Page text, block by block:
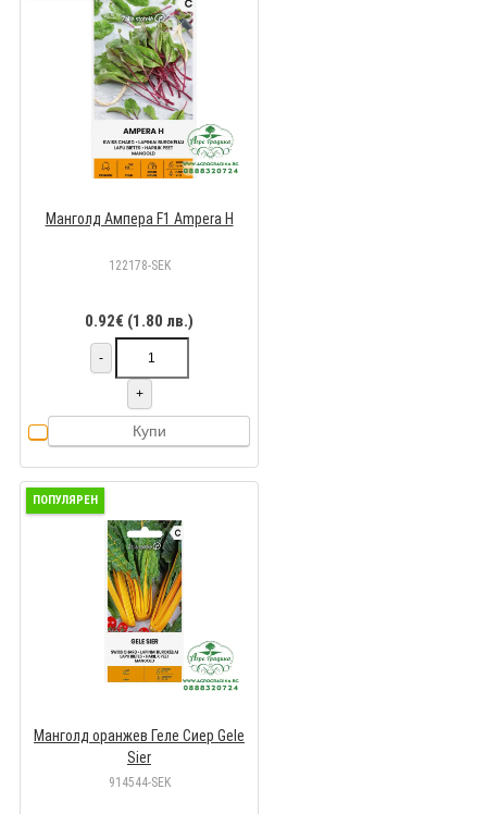
Манголд Ампера F1 Ampera H
122178-SEK
0.92€ (1.80 лв.)
-
+
Купи
ПОПУЛЯРЕН
Манголд оранжев Геле Сиер Gele
Sier
914544-SEK